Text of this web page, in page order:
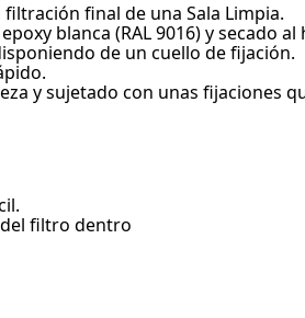
final de una Sala Limpia.
blanca (RAL 9016) y secado al
de un cuello de fijación.
y sujetado con unas fijaciones
filtro dentro